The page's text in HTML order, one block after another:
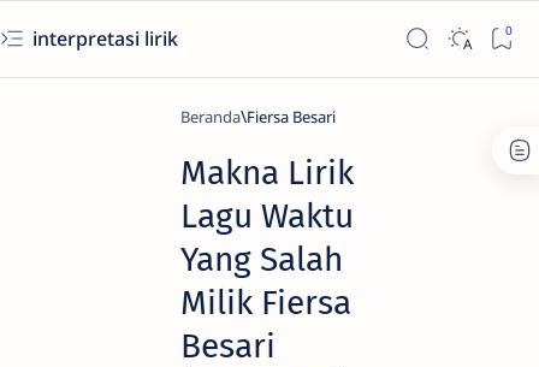
interpretasi lirik
Beranda Fiersa Besari
Makna Lirik
Lagu Waktu
Yang Salah
Milik Fiersa
Besari